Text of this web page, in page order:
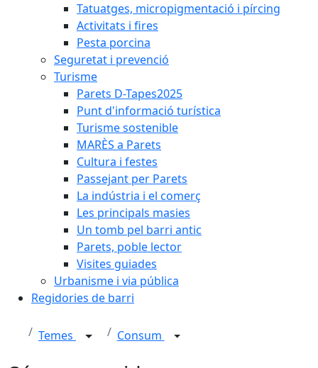
Tatuatges, micropigmentació i pírcing
Activitats i fires
Pesta porcina
Seguretat i prevenció
Turisme
Parets D-Tapes2025
Punt d'informació turística
Turisme sostenible
MARÈS a Parets
Cultura i festes
Passejant per Parets
La indústria i el comerç
Les principals masies
Un tomb pel barri antic
Parets, poble lector
Visites guiades
Urbanisme i via pública
Regidories de barri
Temes Consum